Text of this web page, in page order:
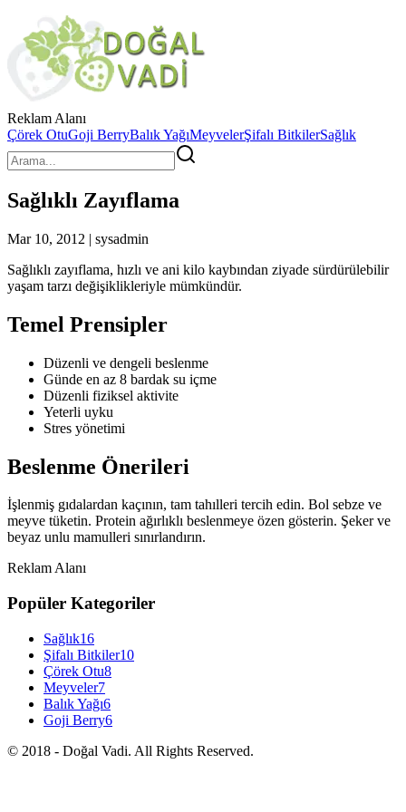
Reklam Alanı
Çörek OtuGoji BerryBalık YağıMeyvelerŞifalı BitkilerSağlık
Sağlıklı Zayıflama
Mar 10, 2012 | sysadmin
Sağlıklı zayıflama, hızlı ve ani kilo kaybından ziyade sürdürülebilir
yaşam tarzı değişiklikleriyle mümkündür.
Temel Prensipler
Düzenli ve dengeli beslenme
Günde en az 8 bardak su içme
Düzenli fiziksel aktivite
Yeterli uyku
Stres yönetimi
Beslenme Önerileri
İşlenmiş gıdalardan kaçının, tam tahılleri tercih edin. Bol sebze ve
meyve tüketin. Protein ağırlıklı beslenmeye özen gösterin. Şeker ve
beyaz unlu mamulleri sınırlandırın.
Reklam Alanı
Popüler Kategoriler
Sağlık16
Şifalı Bitkiler10
Çörek Otu8
Meyveler7
Balık Yağı6
Goji Berry6
© 2018 - Doğal Vadi. All Rights Reserved.